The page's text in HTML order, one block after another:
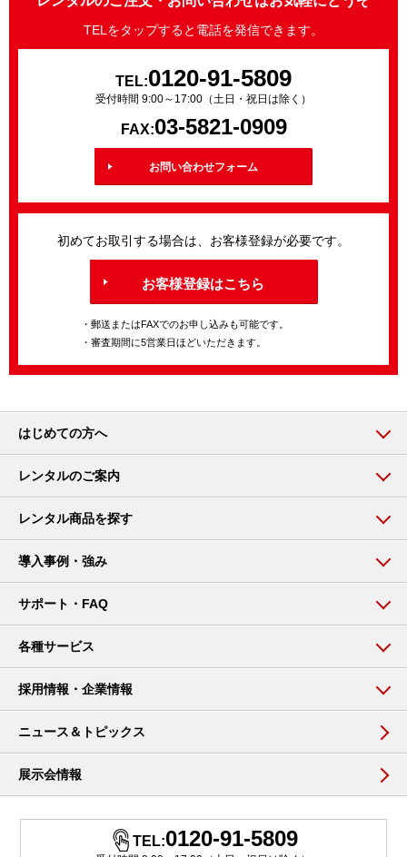
TELをタップすると電話を発信できます。
TEL:0120-91-5809
受付時間 9:00～17:00（土日・祝日は除く）
FAX:03-5821-0909
お問い合わせフォーム
初めてお取引する場合は、お客様登録が必要です。
お客様登録はこちら
・郵送またはFAXでのお申し込みも可能です。
・審査期間に5営業日ほどいただきます。
はじめての方へ
レンタルのご案内
レンタル商品を探す
導入事例・強み
サポート・FAQ
各種サービス
採用情報・企業情報
ニュース＆トピックス
展示会情報
TEL:0120-91-5809